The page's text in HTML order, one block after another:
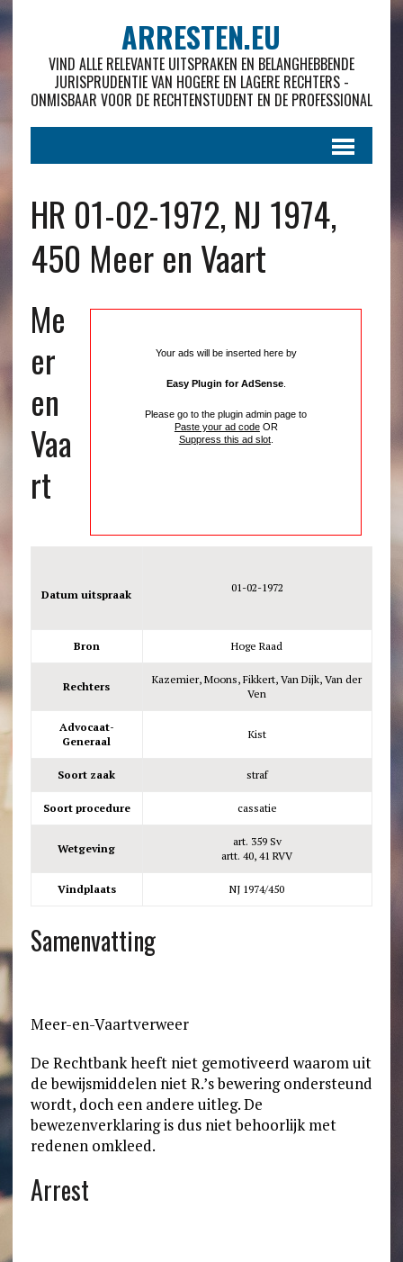
ARRESTEN.EU
VIND ALLE RELEVANTE UITSPRAKEN EN BELANGHEBBENDE
JURISPRUDENTIE VAN HOGERE EN LAGERE RECHTERS -
ONMISBAAR VOOR DE RECHTENSTUDENT EN DE PROFESSIONAL
HR 01-02-1972, NJ 1974,
450 Meer en Vaart
Your ads will be inserted here by
Easy Plugin for AdSense.
Please go to the plugin admin page to
Paste your ad codeOR
Suppress this ad slot.
Me
er
en
Vaa
rt
Datum uitspraak
01-02-1972
Bron Hoge Raad
Rechters
Kazemier, Moons, Fikkert, Van Dijk, Van der
Ven
Advocaat-
Generaal
Kist
Soort zaak straf
Soort procedure cassatie
Wetgeving
art. 359 Sv
artt. 40, 41 RVV
Vindplaats NJ 1974/450
Samenvatting
Meer-en-Vaartverweer
De Rechtbank heeft niet gemotiveerd waarom uit
de bewijsmiddelen niet R.’s bewering ondersteund
wordt, doch een andere uitleg. De
bewezenverklaring is dus niet behoorlijk met
redenen omkleed.
Arrest